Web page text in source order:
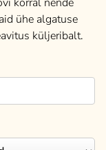
ühe algatuse
küljeribalt.